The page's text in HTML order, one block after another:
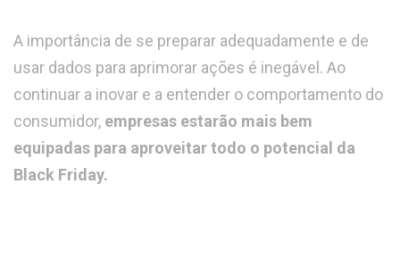
A importância de se preparar adequadamente e de
usar dados para aprimorar ações é inegável. Ao
continuar a inovar e a entender o comportamento do
consumidor, empresas estarão mais bem
equipadas para aproveitar todo o potencial da
Black Friday.